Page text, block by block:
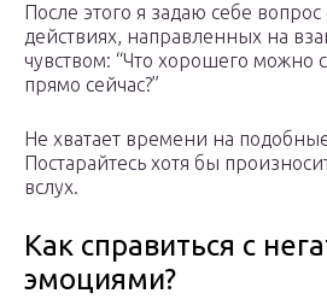
После этого я задаю себе
действиях, направленных на
чувством: “Что хорошего можно
прямо сейчас?”
Не хватает времени на
Постарайтесь хотя бы
вслух.
Как справиться с
эмоциями?